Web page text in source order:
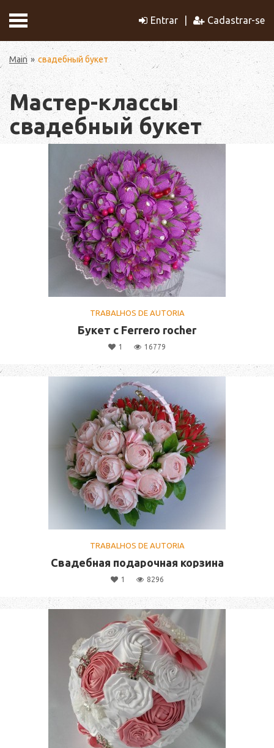
Entrar Cadastrar-se
Main свадебный букет
Мастер-классы
свадебный букет
TRABALHOS DE AUTORIA
Букет с Ferrero rocher
1 16779
TRABALHOS DE AUTORIA
Свадебная подарочная корзина
1 8296